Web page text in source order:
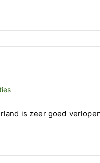
op
kinderen
Bosnië
is zeer goed